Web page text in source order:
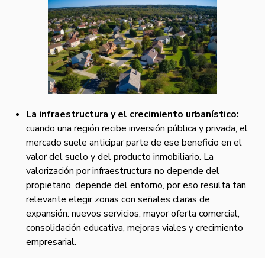
La infraestructura y el crecimiento urbanístico:
cuando una región recibe inversión pública y privada, el
mercado suele anticipar parte de ese beneficio en el
valor del suelo y del producto inmobiliario. La
valorización por infraestructura no depende del
propietario, depende del entorno, por eso resulta tan
relevante elegir zonas con señales claras de
expansión: nuevos servicios, mayor oferta comercial,
consolidación educativa, mejoras viales y crecimiento
empresarial.